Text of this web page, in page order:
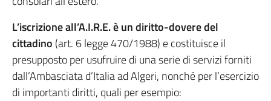
L’iscrizione all’A.I.R.E. è un diritto-dovere del
cittadino (art. 6 legge 470/1988) e costituisce il
presupposto per usufruire di una serie di servizi forniti
dall’Ambasciata d’Italia ad Algeri, nonché per l’esercizio
di importanti diritti, quali per esempio: